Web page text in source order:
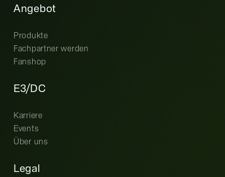
Angebot
Produkte
Fachpartner werden
Fanshop
E3/DC
Karriere
Events
Über uns
Legal